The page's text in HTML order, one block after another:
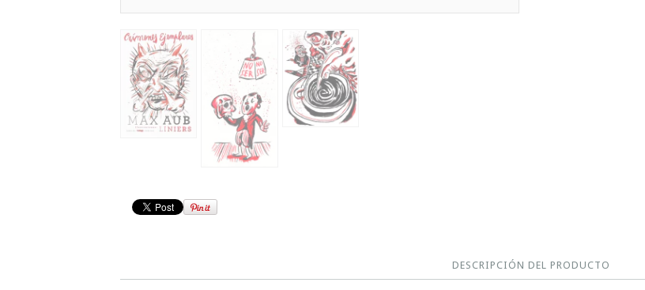
DESCRIPCIÓN DEL PRODUCTO